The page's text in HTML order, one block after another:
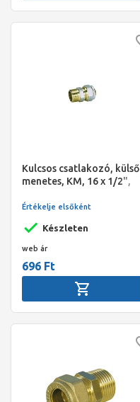
Kulcsos csatlakozó, külső
menetes, KM, 16 x 1/2",
Készleten
Értékelje elsőként
web ár
696 Ft